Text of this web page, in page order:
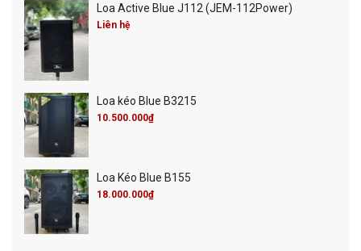
Loa Active Blue J112 (JEM-112Power)
Liên hệ
Loa kéo Blue B3215
10.500.000₫
Loa Kéo Blue B155
18.000.000₫